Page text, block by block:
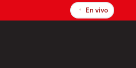
En vivo